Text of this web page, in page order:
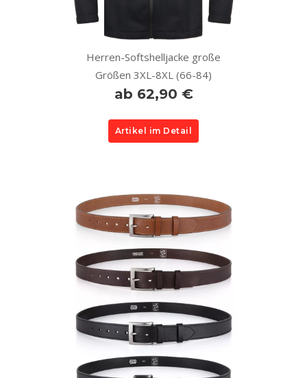
Herren-Softshelljacke große
Größen 3XL-8XL (66-84)
ab 62,90 €
Artikel im Detail